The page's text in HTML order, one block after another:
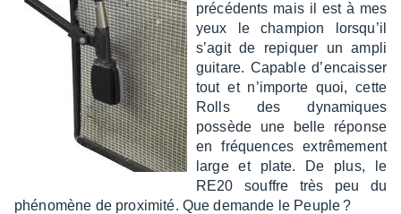
précé­dents mais il est à mes
yeux le cham­pion lorsqu’il
s’agit de repiquer un ampli
guitare. Capable d’en­cais­ser
tout et n’im­porte quoi, cette
Rolls des dyna­miques
possède une belle réponse
en fréquences extrê­me­ment
large et plate. De plus, le
RE20 souffre très peu du
phéno­mène de proxi­mité. Que demande le Peuple ?